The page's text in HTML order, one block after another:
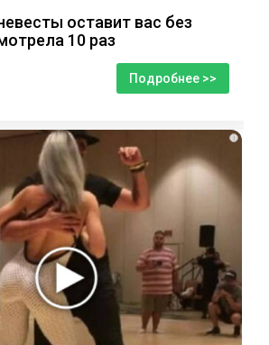
оставит вас без
10 раз
Подробнее >>
i